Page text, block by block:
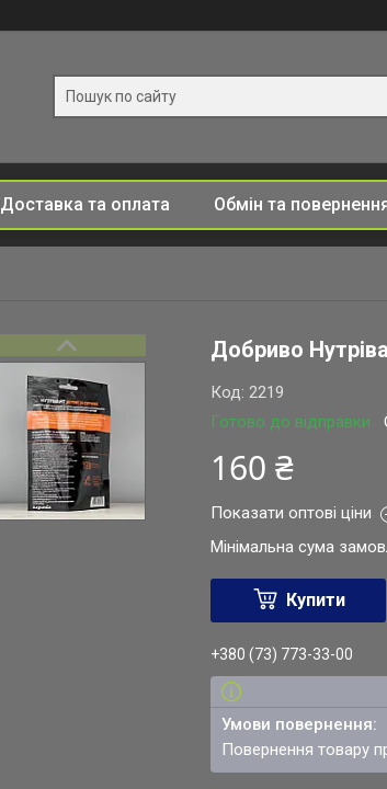
Доставка та оплата Обмін та
Добриво
Готово до відправки
Код:2219
160 ₴
Показати оптові ціни
Мінімальна сума
Купити
+380 (73) 773-33-00
повернення товару